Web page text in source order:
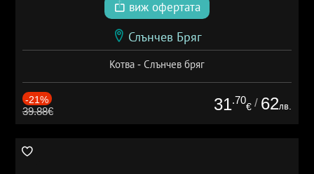
виж офертата
Слънчев Бряг
Котва - Слънчев бряг
-21%
39.88€ 31.70
€ / 62лв.